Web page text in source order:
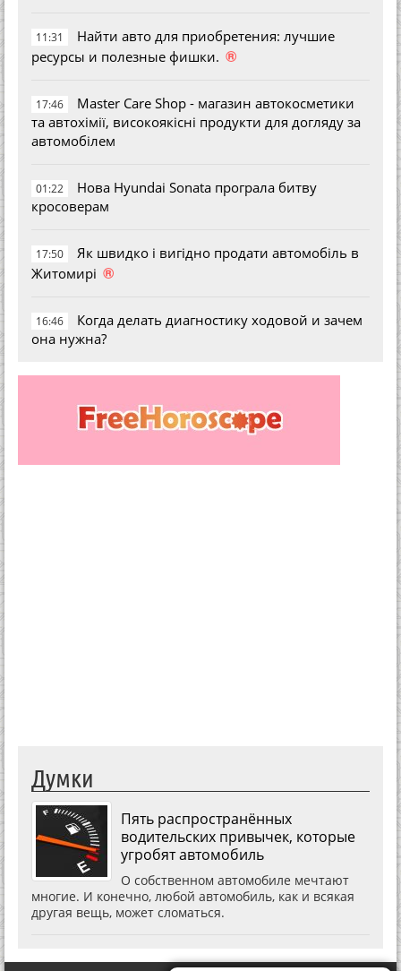
11:31
Найти авто для приобретения: лучшие
ресурсы и полезные фишки. ®
17:46
Master Care Shop - магазин автокосметики
та автохімії, високоякісні продукти для догляду за
автомобілем
01:22
Нова Hyundai Sonata програла битву
кросоверам
17:50
Як швидко і вигідно продати автомобіль в
Житомирі ®
16:46
Когда делать диагностику ходовой и зачем
она нужна?
Думки
Пять распространённых
водительских привычек, которые
угробят автомобиль
О собственном автомобиле мечтают
многие. И конечно, любой автомобиль, как и всякая
другая вещь, может сломаться.